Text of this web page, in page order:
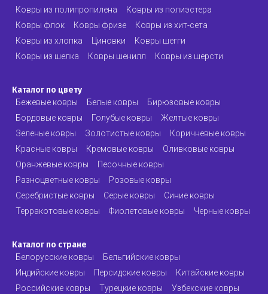
Ковры из полипропилена
Ковры из полиэстера
Ковры флок
Ковры фризе
Ковры из хит-сета
Ковры из хлопка
Циновки
Ковры шегги
Ковры из шелка
Ковры шенилл Ковры из шерсти
Каталог по цвету
Бежевые ковры Белые ковры
Бирюзовые ковры
Бордовые ковры
Голубые ковры
Желтые ковры
Зеленые ковры
Золотистые ковры
Коричневые ковры
Красные ковры
Кремовые ковры
Оливковые ковры
Оранжевые ковры
Песочные ковры
Разноцветные ковры
Розовые ковры
Серебристые ковры
Серые ковры
Синие ковры
Терракотовые ковры
Фиолетовые ковры Черные ковры
Каталог по стране
Белорусские ковры
Бельгийские ковры
Индийские ковры
Персидские ковры
Китайские ковры
Российские ковры
Турецкие ковры
Узбекские ковры